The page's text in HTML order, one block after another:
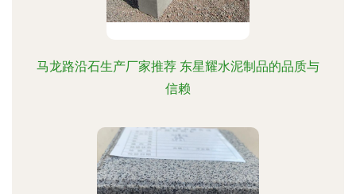
马龙路沿石生产厂家推荐 东星耀水泥制品的品质与
信赖